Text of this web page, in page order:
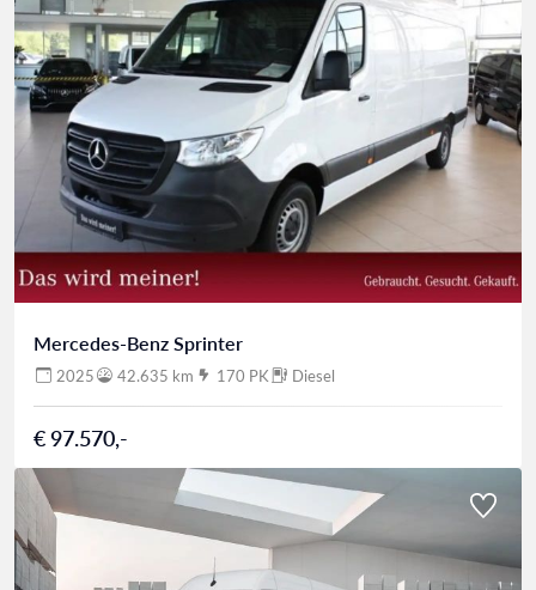
Mercedes-Benz Sprinter
2025 42.635 km 170 PK Diesel
€ 97.570,-